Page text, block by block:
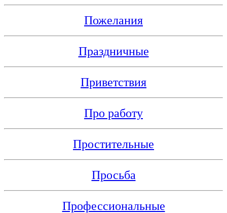
Пожелания
Праздничные
Приветствия
Про работу
Простительные
Просьба
Профессиональные